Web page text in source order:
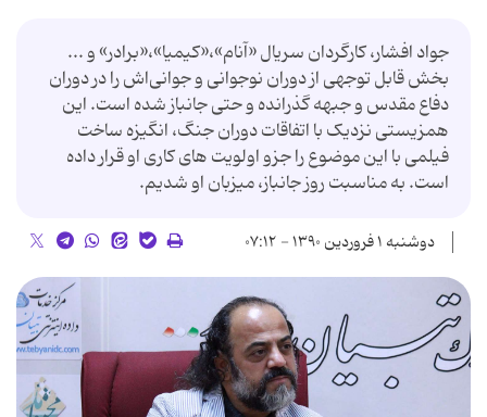
جواد افشار، کارگردان سریال «آنام»،«کیمیا»،«برادر» و ...
بخش قابل توجهی از دوران نوجوانی و جوانی‌اش را در دوران
دفاع مقدس و جبهه گذرانده و حتی جانباز شده است. این
همزیستی نزدیک با اتفاقات دوران جنگ، انگیزه ساخت
فیلمی با این موضوع را جزو اولویت های کاری او قرار داده
است. به مناسبت روز جانباز، میزبان او شدیم.
دوشنبه ۱ فروردین ۱۳۹۰ - ۰۷:۱۲